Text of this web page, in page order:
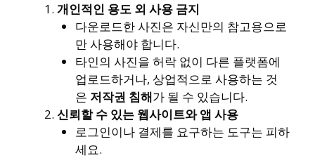
개인적인 용도 외 사용 금지
다운로드한 사진은 자신만의 참고용으로
만 사용해야 합니다.
타인의 사진을 허락 없이 다른 플랫폼에
업로드하거나, 상업적으로 사용하는 것
은 저작권 침해가 될 수 있습니다.
신뢰할 수 있는 웹사이트와 앱 사용
로그인이나 결제를 요구하는 도구는 피하
세요.